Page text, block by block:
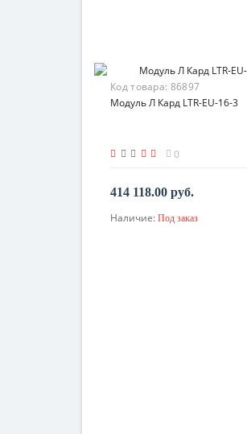
Код товара: 86897
Модуль Л Кард LTR-EU-16-3
0
414 118.00 руб.
По запросу
Наличие: Под заказ